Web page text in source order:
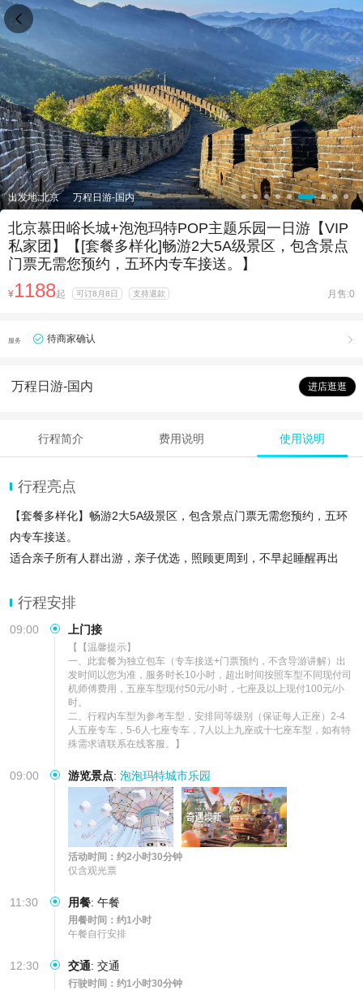
出发地:北京 万程日游-国内
北京慕田峪长城+泡泡玛特POP主题乐园一日游【VIP
私家团】【[套餐多样化]畅游2大5A级景区，包含景点
门票无需您预约，五环内专车接送。】
¥1188起 可订8月8日 支持退款 月售:0
服务 待商家确认 
万程日游-国内 进店逛逛
行程简介 费用说明 使用说明
行程亮点
【套餐多样化】畅游2大5A级景区，包含景点门票无需您预约，五环
内专车接送。
适合亲子所有人群出游，亲子优选，照顾更周到，不早起睡醒再出
适合亲子所有人群出游，亲子优选，照顾更周到，不早起睡醒再出发
行程安排
09:00 上门接
【【温馨提示】
一、此套餐为独立包车（专车接送+门票预约，不含导游讲解）出
发时间以您为准，服务时长10小时，超出时间按照车型不同现付司
机师傅费用，五座车型现付50元/小时，七座及以上现付100元/小
时。
二、行程内车型为参考车型，安排同等级别（保证每人正座）2-4
人五座专车，5-6人七座专车，7人以上九座或十七座车型，如有特
殊需求请联系在线客服。】
09:00 游览景点: 泡泡玛特城市乐园
活动时间：约2小时30分钟
仅含观光票
11:30 用餐: 午餐
用餐时间：约1小时
午餐自行安排
12:30 交通: 交通
行驶时间：约1小时30分钟
